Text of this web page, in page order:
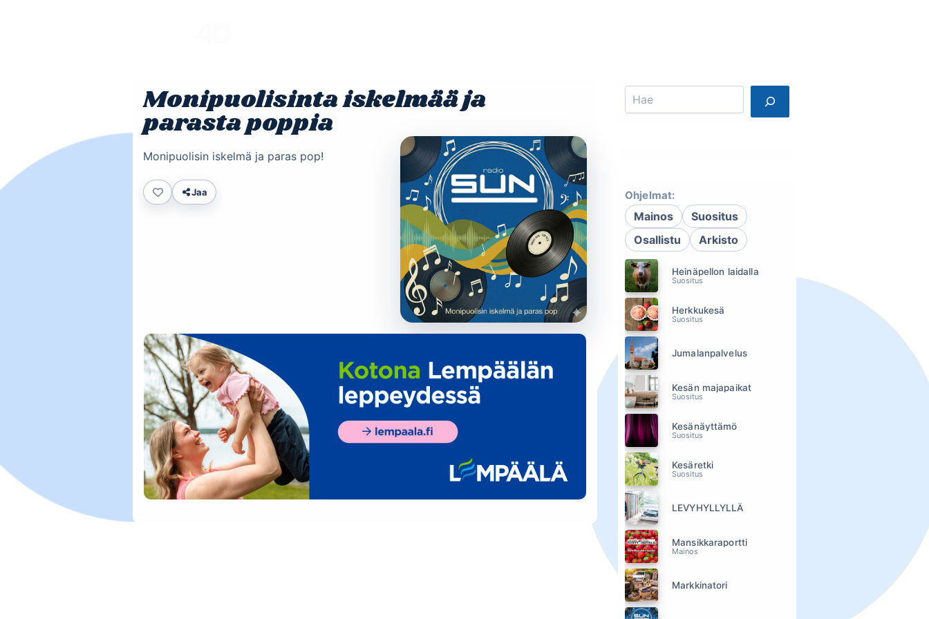
Monipuolisinta iskelmää ja
parasta poppia
Monipuolisin iskelmä ja paras pop!
Jaa Ohjelmat:
Mainos
Suositus
Osallistu
Arkisto
Heinäpellon laidalla
Suositus
Herkkukesä
Suositus
Jumalanpalvelus
Kesän majapaikat
Suositus
Kesänäyttämö
Suositus
Kesäretki
Suositus
LEVYHYLLYLLÄ
Mansikkaraportti
Mainos
Markkinatori